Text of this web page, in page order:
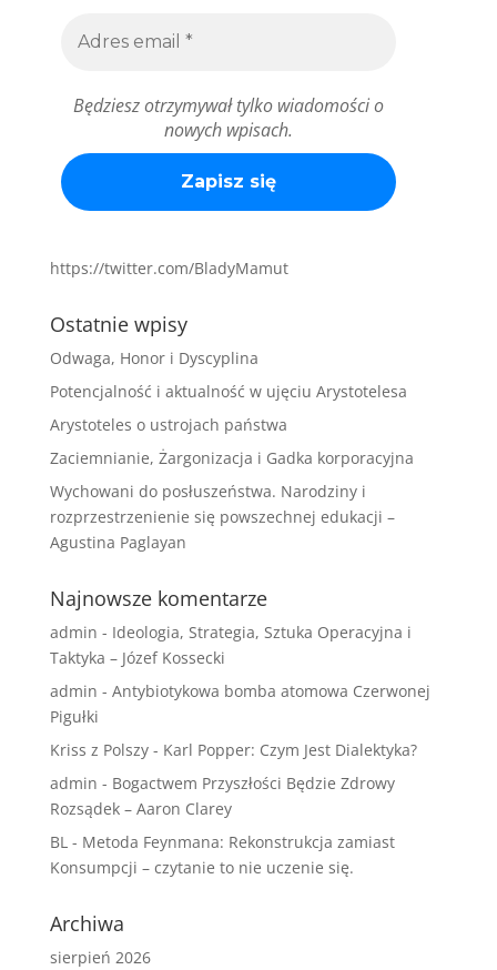
Będziesz otrzymywał tylko wiadomości o
nowych wpisach.
https://twitter.com/BladyMamut
Ostatnie wpisy
Odwaga, Honor i Dyscyplina
Potencjalność i aktualność w ujęciu Arystotelesa
Arystoteles o ustrojach państwa
Zaciemnianie, Żargonizacja i Gadka korporacyjna
Wychowani do posłuszeństwa. Narodziny i
rozprzestrzenienie się powszechnej edukacji –
Agustina Paglayan
Najnowsze komentarze
admin - Ideologia, Strategia, Sztuka Operacyjna i
Taktyka – Józef Kossecki
admin - Antybiotykowa bomba atomowa Czerwonej
Pigułki
Kriss z Polszy- Karl Popper: Czym Jest Dialektyka?
admin - Bogactwem Przyszłości Będzie Zdrowy
Rozsądek – Aaron Clarey
BL- Metoda Feynmana: Rekonstrukcja zamiast
Konsumpcji – czytanie to nie uczenie się.
Archiwa
sierpień 2026